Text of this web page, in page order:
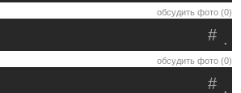
обсудить фото (0)
.
#
обсудить фото (0)
.
#